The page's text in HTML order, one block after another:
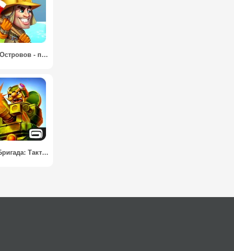
Герои Островов - пошаговая стратегия / Casual Heroes - turn-based strategy
Блиц Бригада: Тактика / Blitz Brigade: Rival Tactics